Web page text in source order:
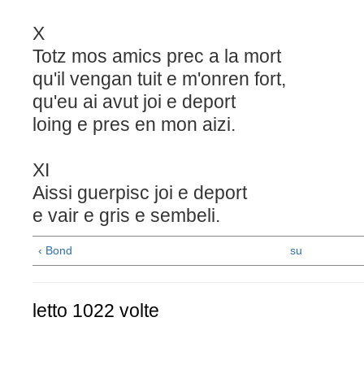
X
Totz mos amics prec a la mort
qu'il vengan tuit e m'onren fort,
qu'eu ai avut joi e deport
loing e pres en mon aizi.
XI
Aissi guerpisc joi e deport
e vair e gris e sembeli.
‹ Bond su
letto 1022 volte